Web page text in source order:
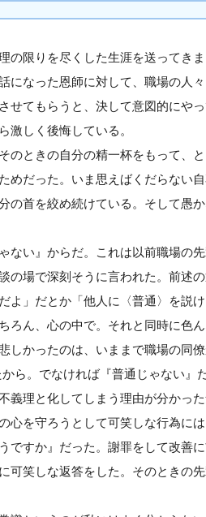
限りを尽くした生涯を送ってきま
になった恩師に対して、職場の人
せてもらうと、決して意図的にや
激しく後悔している。
ときの自分の精一杯をもって、と
だった。いま思えばくだらない自
の首を絞め続けている。そして愚
い』からだ。これは以前職場の
の場で深刻そうに言われた。前述
よ」だとか「他人に〈普通〉を説
ろん、心の中で。それと同時に色
しかったのは、いままで職場の同
ら。でなければ『普通じゃない』
義理と化してしまう理由が分かっ
心を守ろうとして可笑しな行為に
ですか』だった。謝罪をして改善
可笑しな返答をした。そのときの